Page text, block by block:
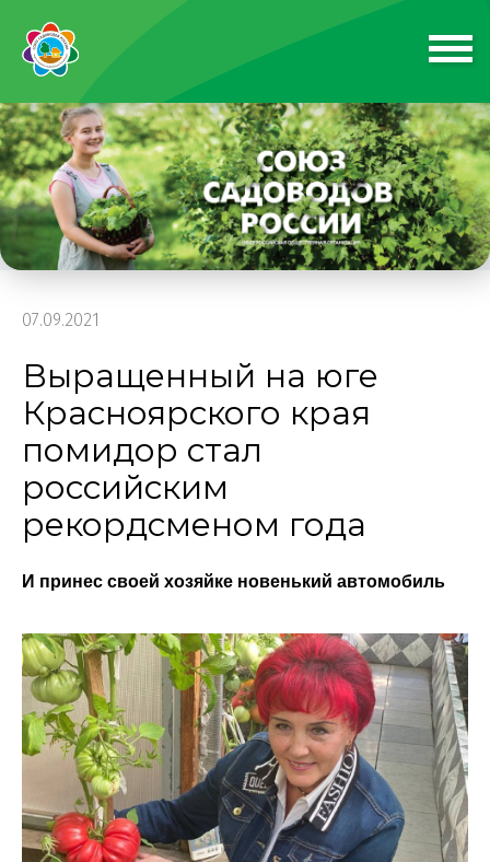
07.09.2021
Выращенный на юге
Красноярского края
помидор стал
российским
рекордсменом года
И принес своей хозяйке новенький автомобиль